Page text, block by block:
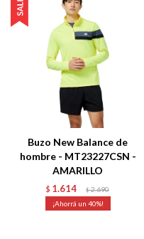
Buzo New Balance de
hombre - MT23227CSN -
AMARILLO
$ 1.614 $ 2.690
40